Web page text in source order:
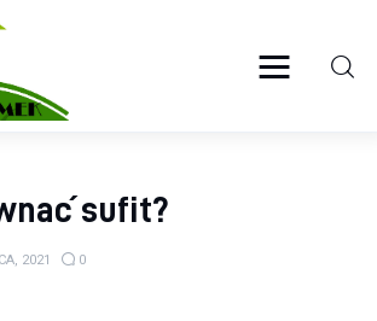
ŻYCIE
sufit?
2021 0